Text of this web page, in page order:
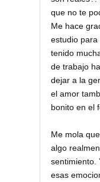
que no te
Me hace
estudio
tenido
de trabajo
dejar a la
el amor
bonito en el
Me mola
algo
sentimiento.
esas